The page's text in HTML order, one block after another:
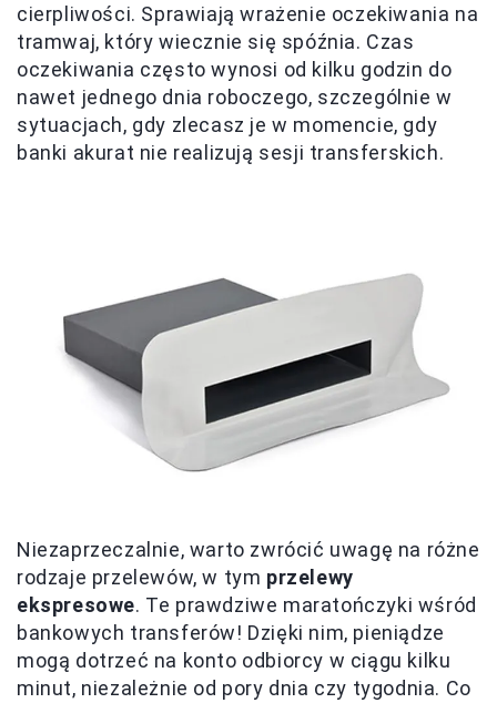
cierpliwości. Sprawiają wrażenie oczekiwania na
tramwaj, który wiecznie się spóźnia. Czas
oczekiwania często wynosi od kilku godzin do
nawet jednego dnia roboczego, szczególnie w
sytuacjach, gdy zlecasz je w momencie, gdy
banki akurat nie realizują sesji transferskich.
Niezaprzeczalnie, warto zwrócić uwagę na różne
rodzaje przelewów, w tym przelewy
ekspresowe. Te prawdziwe maratończyki wśród
bankowych transferów! Dzięki nim, pieniądze
mogą dotrzeć na konto odbiorcy w ciągu kilku
minut, niezależnie od pory dnia czy tygodnia. Co